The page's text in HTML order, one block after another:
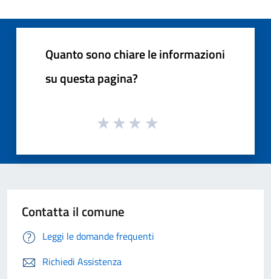
Quanto sono chiare le informazioni
su questa pagina?
Contatta il comune
Leggi le domande frequenti
Richiedi Assistenza